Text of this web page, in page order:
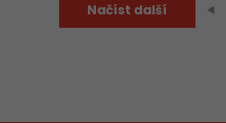
Načíst další ⯇